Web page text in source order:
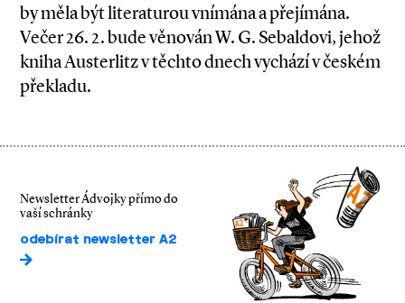
by měla být literaturou vnímána a přejímána.
Večer 26. 2. bude věnován W. G. Sebaldovi, jehož
kniha Austerlitz v těchto dnech vychází v českém
překladu.
Newsletter Ádvojky přímo do
vaší schránky
odebírat newsletter A2